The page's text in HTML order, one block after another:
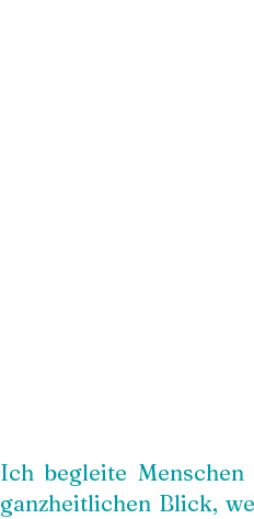
Ich begleite
ganzheitlichen Blick,